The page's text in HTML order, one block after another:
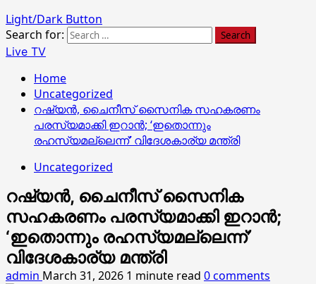
Light/Dark Button
Search for:
Live TV
Home
Uncategorized
റഷ്യൻ, ചൈനീസ് സൈനിക സഹകരണം
പരസ്യമാക്കി ഇറാൻ; ‘ഇതൊന്നും
രഹസ്യമല്ലെന്ന്’ വിദേശകാര്യ മന്ത്രി
Uncategorized
റഷ്യൻ, ചൈനീസ് സൈനിക
സഹകരണം പരസ്യമാക്കി ഇറാൻ;
‘ഇതൊന്നും രഹസ്യമല്ലെന്ന്’
വിദേശകാര്യ മന്ത്രി
admin March 31, 2026 1 minute read 0 comments